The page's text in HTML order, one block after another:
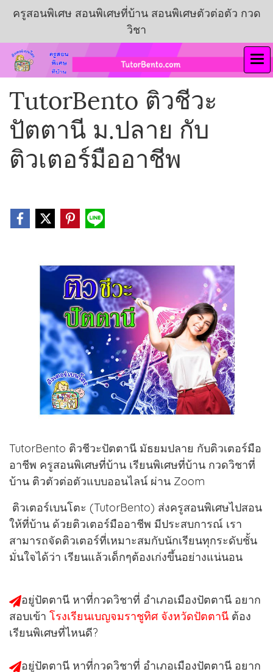
ครูสอนพิเศษ สอนพิเศษที่บ้าน สอนพิเศษตัวต่อตัว กวด
วิชา
TutorBento ติวชีวะ
ปัตตานี ม.ปลาย กับ
ติวเตอร์มืออาชีพ
TutorBento ติวชีวะปัตตานี มัธยมปลาย กับติวเตอร์มือ
อาชีพ ครูสอนพิเศษที่บ้าน เรียนพิเศษที่บ้าน กวดวิชาที่
บ้าน ติวตัวต่อตัวแบบออนไลน์ ผ่าน Zoom
ติวเตอร์เบนโตะ (TutorBento) ส่งครูสอนพิเศษไปสอน
ให้ที่บ้าน ด้วยติวเตอร์มืออาชีพ มีประสบการณ์ เรา
สามารถจัดติวเตอร์ที่เหมาะสมกับนักเรียนทุกระดับชั้น
มั่นใจได้ว่า เรียนแล้วเด็กๆต้องเก่งขึ้นอย่างแน่นอน
อยู่ปัตตานี หาที่กวดวิชาที่ อำเภอเมืองปัตตานี อยาก
สอบเข้า โรงเรียนเบญจมราชูทิศ จังหวัดปัตตานี ต้อง
เรียนพิเศษที่ไหนดี?
อยู่ปัตตานี หาที่กวดวิชาที่ อำเภอเมืองปัตตานี อยาก